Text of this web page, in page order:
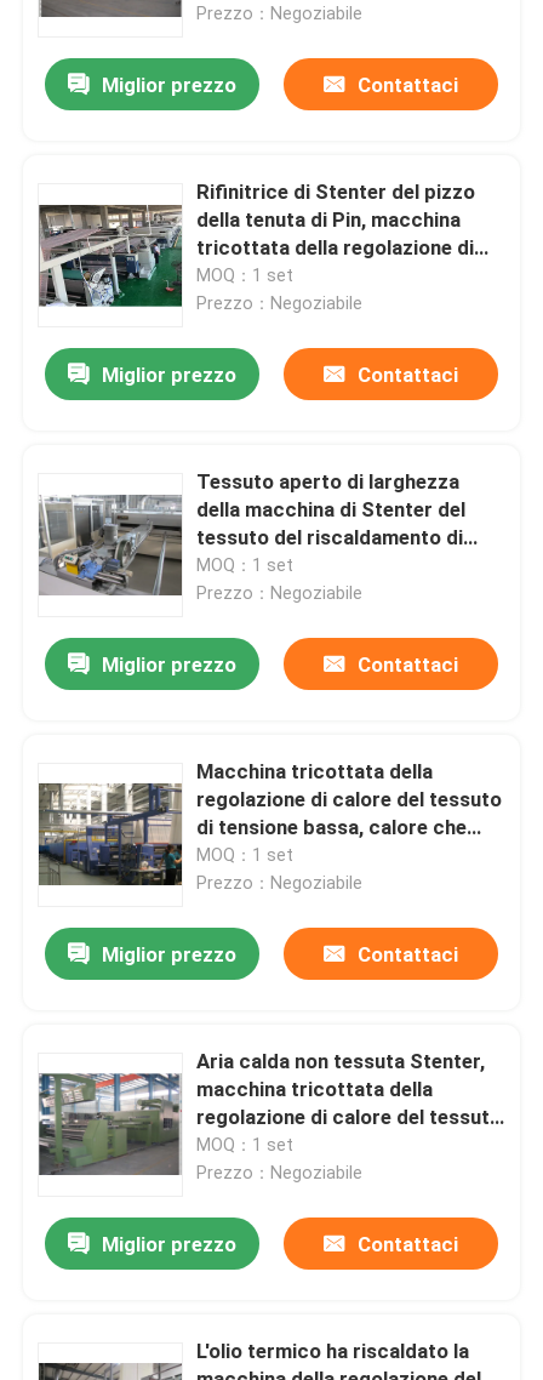
Casa
Circa noi
Controllo di qualità
notizie
Richieda una citazione
stenter della regolazione di calore
Stenter 1 anno
Prezzo：Negoziabile
Miglior prezzo Contattaci
Rifinitrice di Stenter del pizzo
della tenuta di Pin, macchina
tricottata della regolazione di
calore del tessuto
MOQ：1 set
Prezzo：Negoziabile
Miglior prezzo Contattaci
Tessuto aperto di larghezza
della macchina di Stenter del
tessuto del riscaldamento di
elettricità che finisce Stenter
MOQ：1 set
Prezzo：Negoziabile
Miglior prezzo Contattaci
Macchina tricottata della
regolazione di calore del tessuto
di tensione bassa, calore che
mette Stenter
MOQ：1 set
Prezzo：Negoziabile
Miglior prezzo Contattaci
Aria calda non tessuta Stenter,
macchina tricottata della
regolazione di calore del tessuto
della struttura semplice
MOQ：1 set
Prezzo：Negoziabile
Miglior prezzo Contattaci
L'olio termico ha riscaldato la